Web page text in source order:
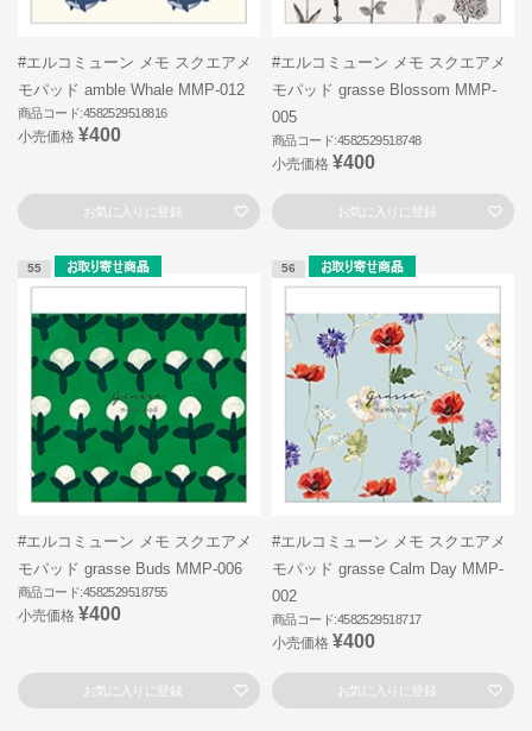
#エルコミューン メモ スクエアメ
モパッド amble Whale MMP-012
商品コード:4582529518816
小売価格 ¥400
お気に入りに登録
#エルコミューン メモ スクエアメ
モパッド grasse Blossom MMP-
005
商品コード:4582529518748
小売価格 ¥400
お気に入りに登録
55
#エルコミューン メモ スクエアメ
モパッド grasse Buds MMP-006
商品コード:4582529518755
小売価格 ¥400
お気に入りに登録
56
#エルコミューン メモ スクエアメ
モパッド grasse Calm Day MMP-
002
商品コード:4582529518717
小売価格 ¥400
お気に入りに登録